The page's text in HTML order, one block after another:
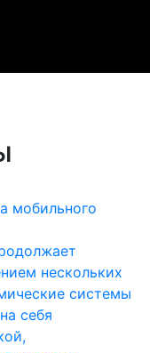
мобильного
нескольких
системы
себя